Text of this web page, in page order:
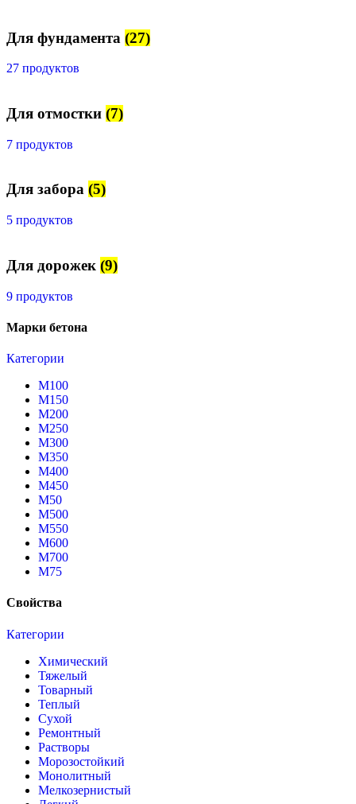
Для фундамента (27)
27 продуктов
Для отмостки (7)
7 продуктов
Для забора (5)
5 продуктов
Для дорожек (9)
9 продуктов
Марки бетона
Категории
М100
М150
М200
М250
М300
М350
М400
М450
М50
М500
М550
М600
М700
М75
Свойства
Категории
Химический
Тяжелый
Товарный
Теплый
Сухой
Ремонтный
Растворы
Морозостойкий
Монолитный
Мелкозернистый